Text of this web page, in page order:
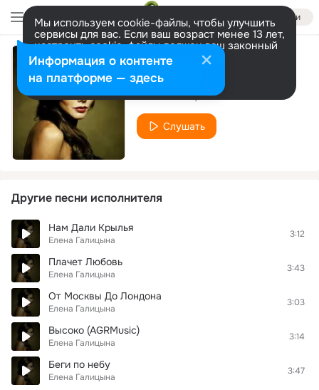
Войти
Мы используем cookie-файлы, чтобы улучшить
сервисы для вас. Если ваш возраст менее 13 лет,
настроить cookie-файлы должен ваш законный
представитель. Больше информации
Разрешить все Настроить
Сердце Не Плачь
Елена Галицына
Слушать
Другие песни исполнителя
Нам Дали Крылья
Елена Галицына
3:12
Плачет Любовь
Елена Галицына
3:43
От Москвы До Лондона
Елена Галицына
3:03
Высоко (AGRMusic)
Елена Галицына
3:14
Беги по небу
Елена Галицына
3:47
Информация о контенте
на платформе — здесь